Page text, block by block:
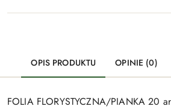
OPIS PRODUKTU OPINIE (0)
FOLIA FLORYSTYCZNA/PIANKA 20